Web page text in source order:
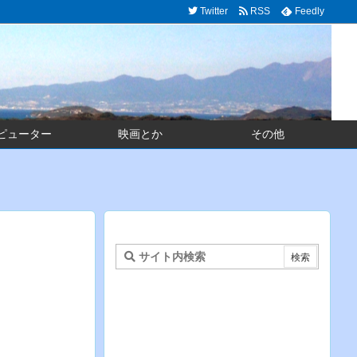
ューター 映画とか その他
Twitter RSS Feedly